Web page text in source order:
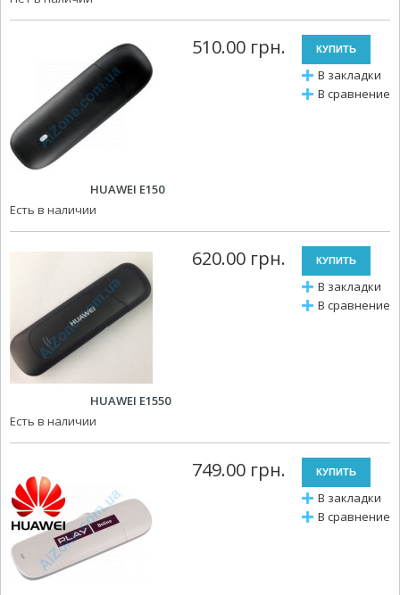
В закладки
В сравнение
510.00 грн.
HUAWEI E150
Есть в наличии
В закладки
В сравнение
620.00 грн.
HUAWEI E1550
Есть в наличии
В закладки
В сравнение
749.00 грн.